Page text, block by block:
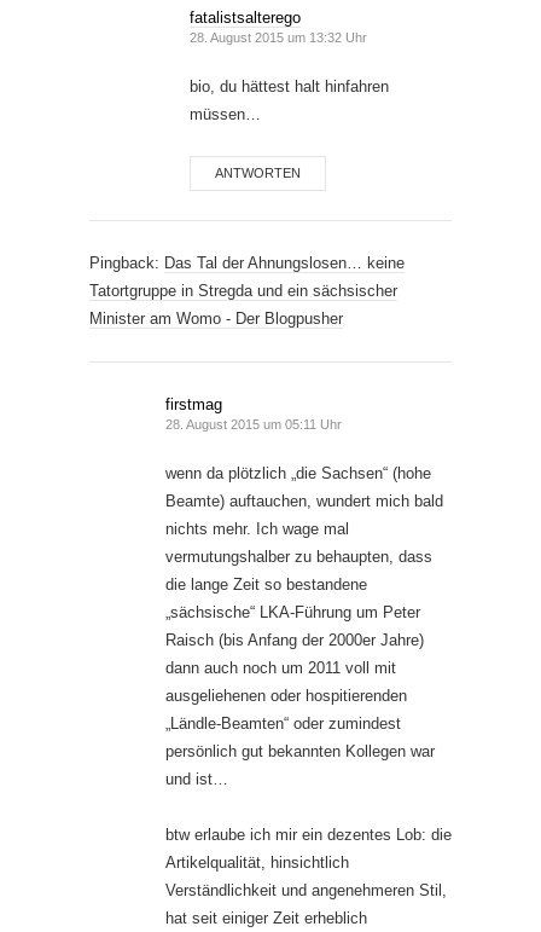
fatalistsalterego
28. August 2015 um 13:32 Uhr
bio, du hättest halt hinfahren
müssen…
ANTWORTEN
Pingback: Das Tal der Ahnungslosen… keine
Tatortgruppe in Stregda und ein sächsischer
Minister am Womo - Der Blogpusher
firstmag
28. August 2015 um 05:11 Uhr
wenn da plötzlich „die Sachsen“ (hohe
Beamte) auftauchen, wundert mich bald
nichts mehr. Ich wage mal
vermutungshalber zu behaupten, dass
die lange Zeit so bestandene
„sächsische“ LKA-Führung um Peter
Raisch (bis Anfang der 2000er Jahre)
dann auch noch um 2011 voll mit
ausgeliehenen oder hospitierenden
„Ländle-Beamten“ oder zumindest
persönlich gut bekannten Kollegen war
und ist…
btw erlaube ich mir ein dezentes Lob: die
Artikelqualität, hinsichtlich
Verständlichkeit und angenehmeren Stil,
hat seit einiger Zeit erheblich